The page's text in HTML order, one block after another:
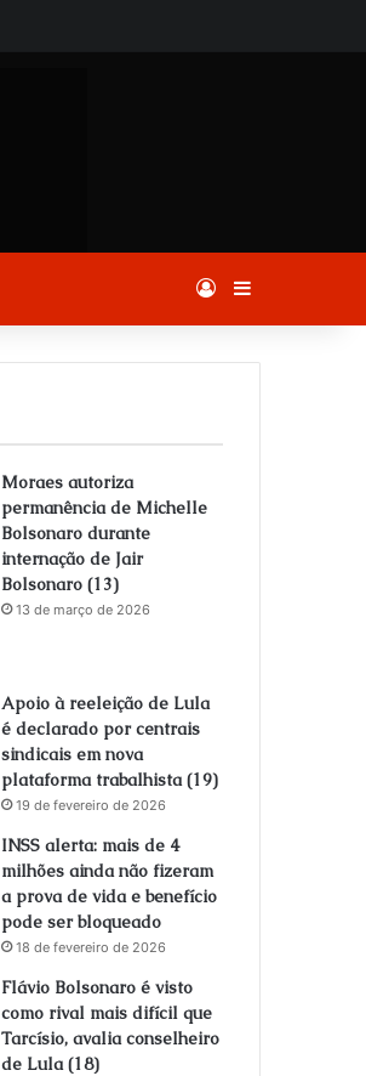
EntrarBarra Lateral
Moraes autoriza
permanência de Michelle
Bolsonaro durante
internação de Jair
Bolsonaro (13)
13 de março de 2026
Apoio à reeleição de Lula
é declarado por centrais
sindicais em nova
plataforma trabalhista (19)
19 de fevereiro de 2026
INSS alerta: mais de 4
milhões ainda não fizeram
a prova de vida e benefício
pode ser bloqueado
18 de fevereiro de 2026
Flávio Bolsonaro é visto
como rival mais difícil que
Tarcísio, avalia conselheiro
de Lula (18)